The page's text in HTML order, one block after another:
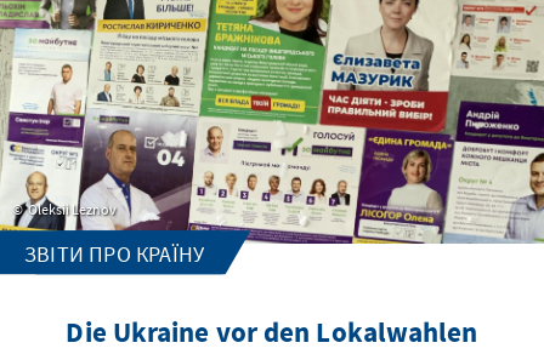
Oleksii Leznov
ЗВІТИ ПРО КРАЇНУ
Die Ukraine vor den Lokalwahlen